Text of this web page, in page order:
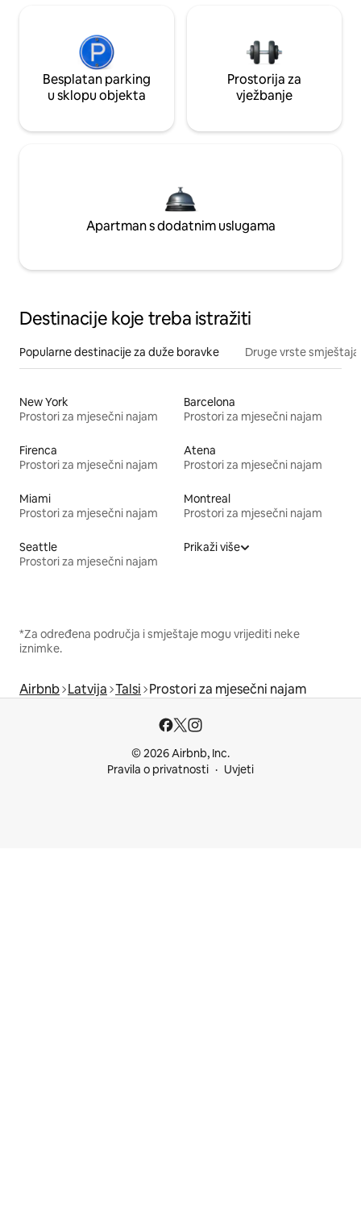
Besplatan parking
u sklopu objekta
Prostorija za
vježbanje
Apartman s dodatnim uslugama
Destinacije koje treba istražiti
Popularne destinacije za duže boravke Druge vrste smještaja
New York
Prostori za mjesečni najam
Barcelona
Prostori za mjesečni najam
Firenca
Prostori za mjesečni najam
Atena
Prostori za mjesečni najam
Miami
Prostori za mjesečni najam
Montreal
Prostori za mjesečni najam
Seattle
Prostori za mjesečni najam
Prikaži više
*Za određena područja i smještaje mogu vrijediti neke
iznimke.
Airbnb Latvija Talsi Prostori za mjesečni najam
© 2026 Airbnb, Inc.
Pravila o privatnosti
Uvjeti